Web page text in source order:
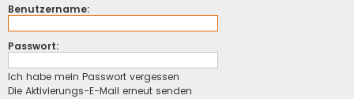
Benutzername:
Passwort:
Ich habe mein Passwort vergessen
Die Aktivierungs-E-Mail erneut senden